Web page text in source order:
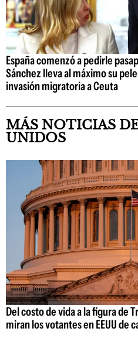
España comenzó a pedirle
Sánchez lleva al máximo su
invasión migratoria a Ceuta
MÁS NOTICIAS
UNIDOS
Del costo de vida a la figura de
miran los votantes en EEUU de